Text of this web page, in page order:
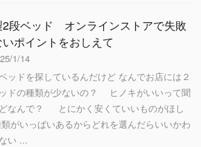
2段ベッド オンラインストアで失敗
いポイントをおしえて
1/14
ッドを探しているんだけど なんでお店には２
ドの種類が少ないの？ ヒノキがいいって聞
なんで？ とにかく安くていいものがほし
がいっぱいあるからどれを選んだらいいかわ
い ...